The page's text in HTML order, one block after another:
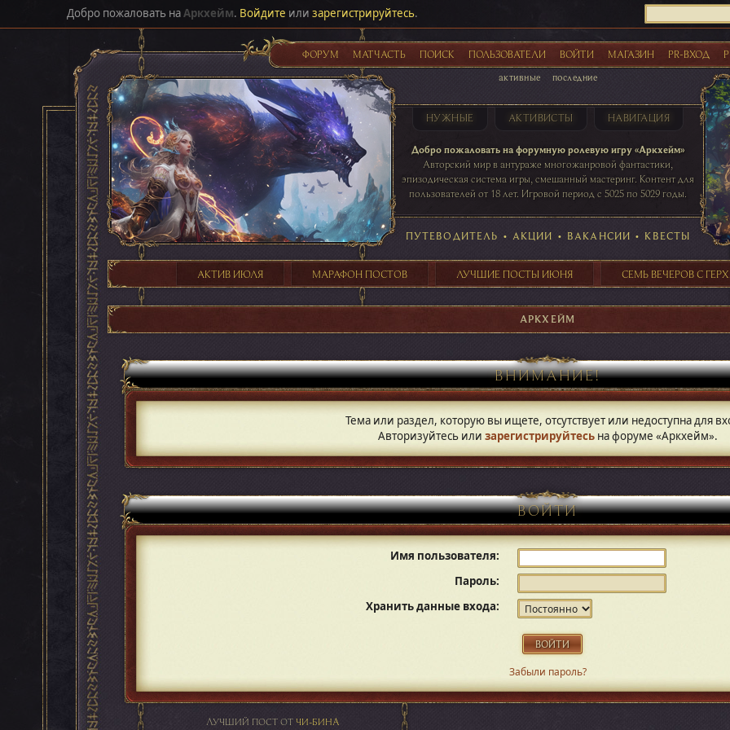
Добро пожаловать наАркхейм. Войдите или зарегистрируйтесь.
ФОРУМ МАТЧАСТЬ ПОИСК ПОЛЬЗОВАТЕЛИ ВОЙТИ МАГАЗИН PR-ВХОД
активные последние
НУЖНЫЕ АКТИВИСТЫ НАВИГАЦИЯ
Добро пожаловать на форумную ролевую игру «Аркхейм»
Авторский мир в антураже многожанровой фантастики,
эпизодическая система игры, смешанный мастеринг. Контент для
пользователей от 18 лет. Игровой период с 5025 по 5029 годы.
таблице игровой активности
41 ПОСТОВ 31 ПОСТОВ 29 ПОСТОВ 24 ПОСТОВ
ПУТЕВОДИТЕЛЬ • АКЦИИ • ВАКАНСИИ • КВЕСТЫ
АКТИВ ИЮЛЯ МАРАФОН ПОСТОВ ЛУЧШИЕ ПОСТЫ ИЮНЯ СЕМЬ ВЕЧЕРОВ С
АРКХЕЙМ
ВНИМАНИЕ!
Тема или раздел, которую вы ищете, отсутствует или недоступна для
Авторизуйтесь или зарегистрируйтесьна форуме «Аркхейм».
ВОЙТИ
Имя пользователя:
Пароль:
Хранить данные входа:
Забыли пароль?
ЛУЧШИЙ ПОСТ ОТ ЧИ-БИНА